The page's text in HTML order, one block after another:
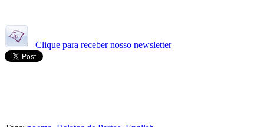
Clique para receber nosso newsletter